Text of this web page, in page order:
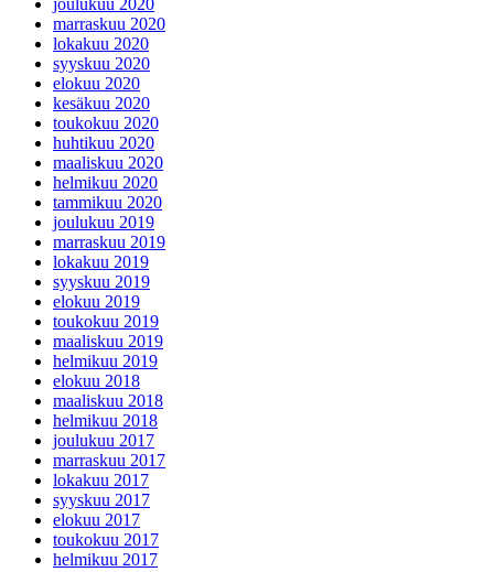
joulukuu 2020
marraskuu 2020
lokakuu 2020
syyskuu 2020
elokuu 2020
kesäkuu 2020
toukokuu 2020
huhtikuu 2020
maaliskuu 2020
helmikuu 2020
tammikuu 2020
joulukuu 2019
marraskuu 2019
lokakuu 2019
syyskuu 2019
elokuu 2019
toukokuu 2019
maaliskuu 2019
helmikuu 2019
elokuu 2018
maaliskuu 2018
helmikuu 2018
joulukuu 2017
marraskuu 2017
lokakuu 2017
syyskuu 2017
elokuu 2017
toukokuu 2017
helmikuu 2017